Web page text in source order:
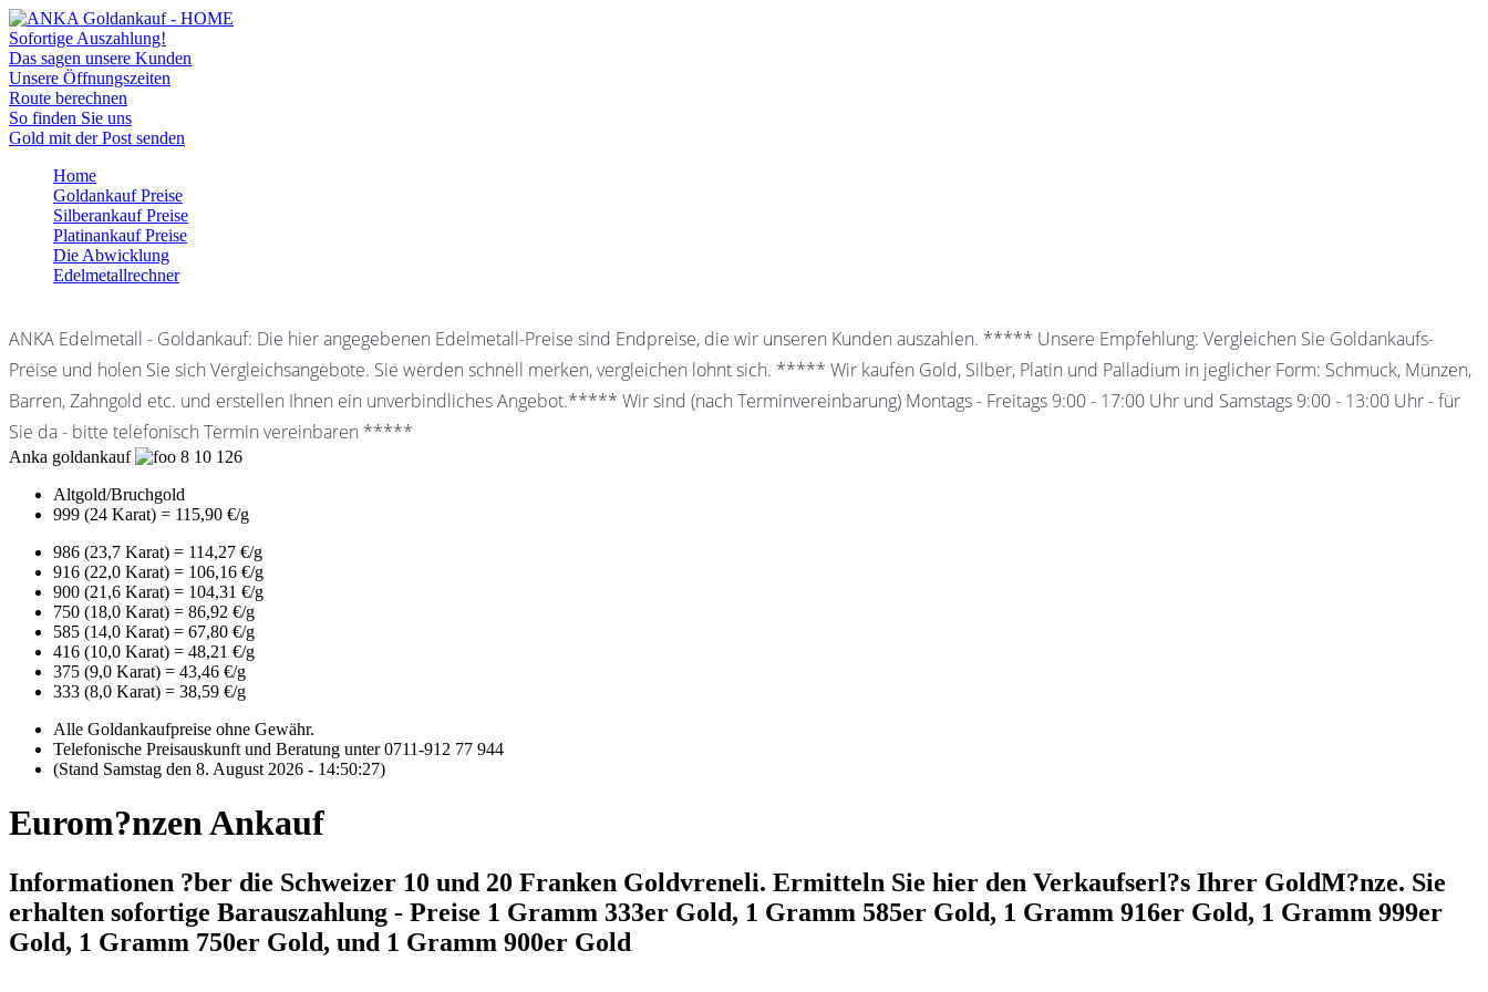
Sofortige Auszahlung!
Das sagen unsere Kunden
Unsere Öffnungszeiten
Route berechnen
So finden Sie uns
Gold mit der Post senden
Home
Goldankauf Preise
Silberankauf Preise
Platinankauf Preise
Die Abwicklung
Edelmetallrechner
ANKA Edelmetall - Goldankauf: Die hier angegebenen Edelmetall-Preise sind Endpreise, die wir unseren Kunden auszahlen. ***** Unsere Empfehlung: Vergleichen Sie Goldankaufs-
Preise und holen Sie sich Vergleichsangebote. Sie werden schnell merken, vergleichen lohnt sich. ***** Wir kaufen Gold, Silber, Platin und Palladium in jeglicher Form: Schmuck, Münzen,
Barren, Zahngold etc. und erstellen Ihnen ein unverbindliches Angebot.***** Wir sind (nach Terminvereinbarung) Montags - Freitags 9:00 - 17:00 Uhr und Samstags 9:00 - 13:00 Uhr - für
Sie da - bitte telefonisch Termin vereinbaren *****
Anka goldankauf 8 10 126
Altgold/Bruchgold
999 (24 Karat) = 115,90 €/g
986 (23,7 Karat) = 114,27 €/g
916 (22,0 Karat) = 106,16 €/g
900 (21,6 Karat) = 104,31 €/g
750 (18,0 Karat) = 86,92 €/g
585 (14,0 Karat) = 67,80 €/g
416 (10,0 Karat) = 48,21 €/g
375 (9,0 Karat) = 43,46 €/g
333 (8,0 Karat) = 38,59 €/g
Alle Goldankaufpreise ohne Gewähr.
Telefonische Preisauskunft und Beratung unter 0711-912 77 944
(Stand Samstag den 8. August 2026 - 14:50:27)
Eurom?nzen Ankauf
Informationen ?ber die Schweizer 10 und 20 Franken Goldvreneli. Ermitteln Sie hier den Verkaufserl?s Ihrer GoldM?nze. Sie
erhalten sofortige Barauszahlung - Preise 1 Gramm 333er Gold, 1 Gramm 585er Gold, 1 Gramm 916er Gold, 1 Gramm 999er
Gold, 1 Gramm 750er Gold, und 1 Gramm 900er Gold